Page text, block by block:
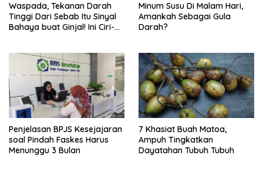
Waspada, Tekanan Darah
Tinggi Dari Sebab Itu Sinyal
Bahaya buat Ginjal! Ini Ciri-
Minum Susu Di Malam Hari,
Amankah Sebagai Gula
Darah?
Penjelasan BPJS Kesejajaran
soal Pindah Faskes Harus
Menunggu 3 Bulan
7 Khasiat Buah Matoa,
Ampuh Tingkatkan
Dayatahan Tubuh Tubuh